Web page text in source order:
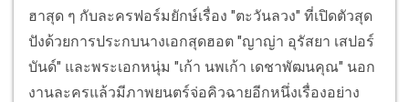
ฮาสุด ๆ กับละครฟอร์มยักษ์เรื่อง "ตะวันลวง" ที่เปิดตัวสุด
ปังด้วยการประกบนางเอกสุดฮอต "ญาญ่า อุรัสยา เสปอร์
บันด์" และพระเอกหนุ่ม "เก้า นพเก้า เดชาพัฒนคุณ" นอก
งานละครแล้วมีภาพยนตร์จ่อคิวฉายอีกหนึ่งเรื่องอย่าง